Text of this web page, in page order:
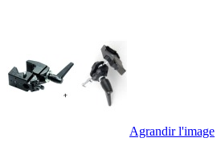
Agrandir l'image